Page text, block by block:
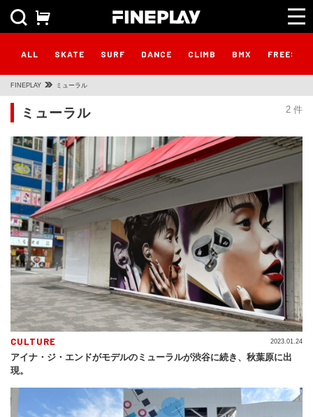
ALL SKATE SURF DANCE CLIMB BMX
FINEPLAY ミューラル
2 件
ミューラル
CULTURE
アイナ・ジ・エンドがモデルのミューラルが渋⾕に続き、秋葉原に出
現。
2023.01.24